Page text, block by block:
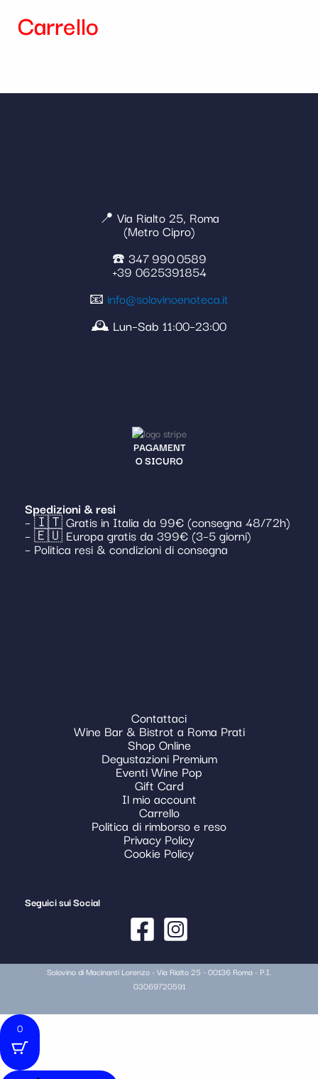
Carrello
📍 Via Rialto 25, Roma
(Metro Cipro)
☎️ 347 990 0589
+39 0625391854
📧 info@solovinoenoteca.it
🕰️ Lun–Sab 11:00–23:00
PAGAMENT
O SICURO
Spedizioni & resi
– 🇮🇹 Gratis in Italia da 99€ (consegna 48/72h)
– 🇪🇺 Europa gratis da 399€ (3–5 giorni)
– Politica resi & condizioni di consegna
Contattaci
Wine Bar & Bistrot a Roma Prati
Shop Online
Degustazioni Premium
Eventi Wine Pop
Gift Card
Il mio account
Carrello
Politica di rimborso e reso
Privacy Policy
Cookie Policy
Seguici sui Social
Solovino di Macinanti Lorenzo - Via Rialto 25 - 00136 Roma - P.I.
03069720591
0